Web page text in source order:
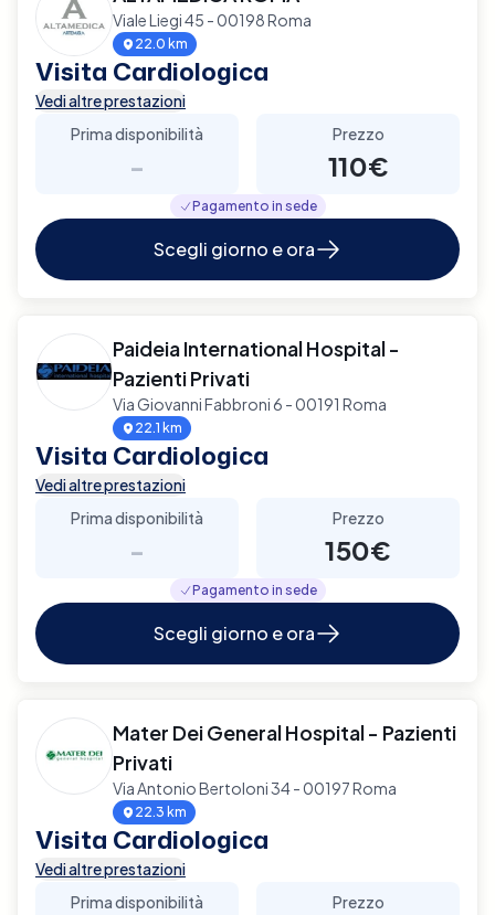
Viale Liegi 45 - 00198 Roma
22.0 km
Visita Cardiologica
Vedi altre prestazioni
Prima disponibilità
-
Prezzo
110€
Pagamento in sede
Scegli giorno e ora
Paideia International Hospital -
Pazienti Privati
Via Giovanni Fabbroni 6 - 00191 Roma
22.1 km
Visita Cardiologica
Vedi altre prestazioni
Prima disponibilità
-
Prezzo
150€
Pagamento in sede
Scegli giorno e ora
Mater Dei General Hospital - Pazienti
Privati
Via Antonio Bertoloni 34 - 00197 Roma
22.3 km
Visita Cardiologica
Vedi altre prestazioni
Prima disponibilità
Prezzo